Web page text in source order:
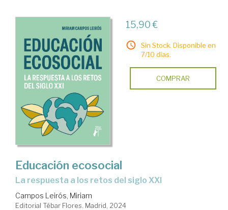
15,90 €
Sin Stock. Disponible en
7/10 días.
COMPRAR
Educación ecosocial
La respuesta a los retos del siglo XXI
Campos Leirós, Miriam
Editorial Tébar Flores. Madrid, 2024